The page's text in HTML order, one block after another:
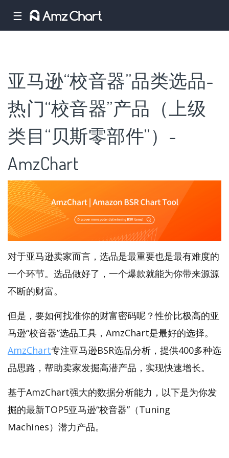
☰
亚马逊“校音器”品类选品-
热门“校音器”产品（上级
类目“贝斯零部件”）-
AmzChart
对于亚马逊卖家而言，选品是最重要也是最有难度的
一个环节。选品做好了，一个爆款就能为你带来源源
不断的财富。
但是，要如何找准你的财富密码呢？性价比极高的亚
马逊“校音器”选品工具，AmzChart是最好的选择。
AmzChart专注亚马逊BSR选品分析，提供400多种选
品思路，帮助卖家发掘高潜产品，实现快速增长。
基于AmzChart强大的数据分析能力，以下是为你发
掘的最新TOP5亚马逊“校音器”（Tuning
Machines）潜力产品。